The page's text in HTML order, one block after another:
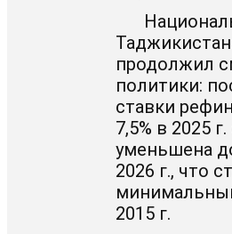
продолжил
политики:
ставки
7,5% в 2025
уменьшена
2026 г., что
2015 г.